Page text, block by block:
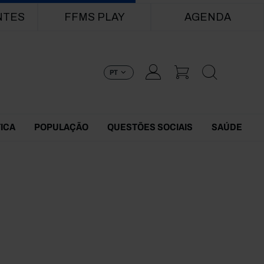
FFMS PLAY AGENDA
PT
POPULAÇÃO QUESTÕES SOCIAIS SAÚDE